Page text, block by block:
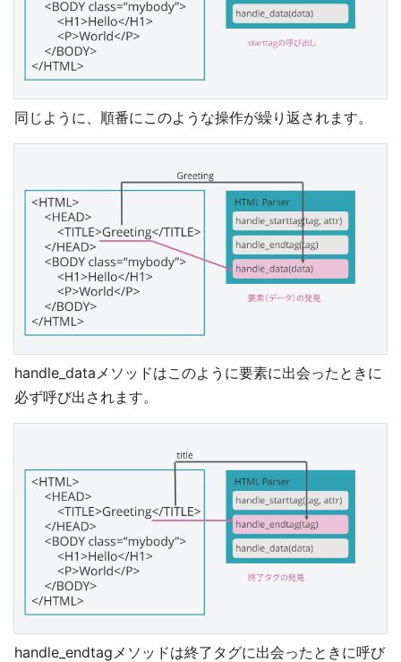
同じように、順番にこのような操作が繰り返されます。
handle_dataメソッドはこのように要素に出会ったときに
必ず呼び出されます。
handle_endtagメソッドは終了タグに出会ったときに呼び